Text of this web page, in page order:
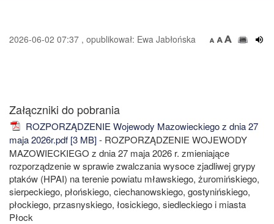
2026-06-02 07:37 , opublikował: Ewa Jabłońska
Załączniki do pobrania
ROZPORZĄDZENIE Wojewody Mazowieckiego z dnia 27
maja 2026r.pdf [3 MB]- ROZPORZĄDZENIE WOJEWODY
MAZOWIECKIEGO z dnia 27 maja 2026 r. zmieniające
rozporządzenie w sprawie zwalczania wysoce zjadliwej grypy
ptaków (HPAI) na terenie powiatu mławskiego, żuromińskiego,
sierpeckiego, płońskiego, ciechanowskiego, gostynińskiego,
płockiego, przasnyskiego, łosickiego, siedleckiego i miasta
Płock